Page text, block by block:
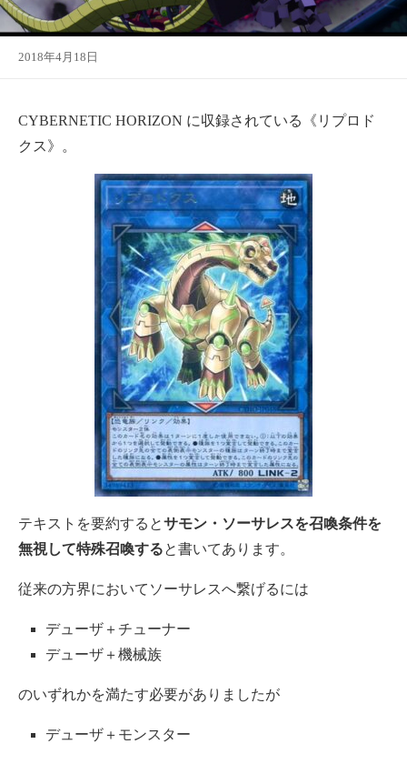
2018年4月18日
CYBERNETIC HORIZON に収録されている《リプロド
クス》。
テキストを要約するとサモン・ソーサレスを召喚条件を
無視して特殊召喚すると書いてあります。
従来の方界においてソーサレスへ繋げるには
デューザ＋チューナー
デューザ＋機械族
のいずれかを満たす必要がありましたが
デューザ＋モンスター